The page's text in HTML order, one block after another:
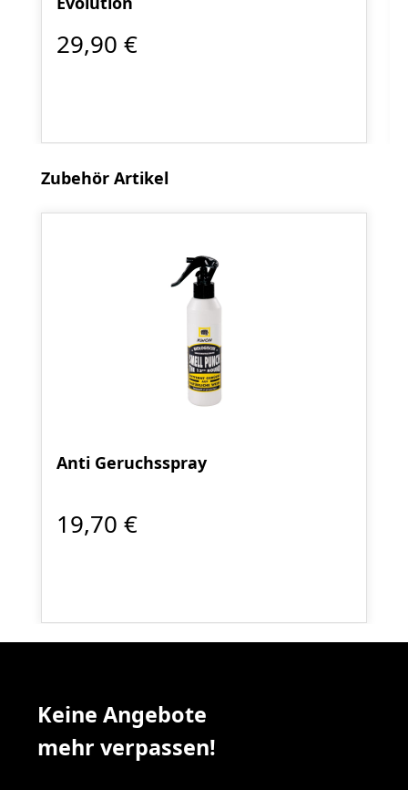
29,90 €
Produktgalerie überspringen
Zubehör Artikel
Anti Geruchsspray
19,70 €
Keine Angebote
mehr verpassen!